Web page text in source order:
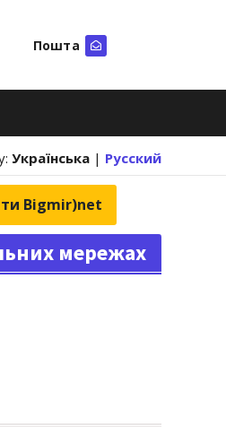
Пошта
Українська | Русский
Bigmir)net
мережах